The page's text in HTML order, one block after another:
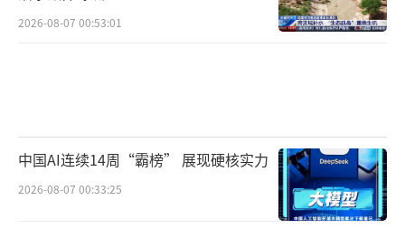
2026-08-07 00:53:01
中国AI连续14周“霸榜” 展现硬核实力
2026-08-07 00:33:25